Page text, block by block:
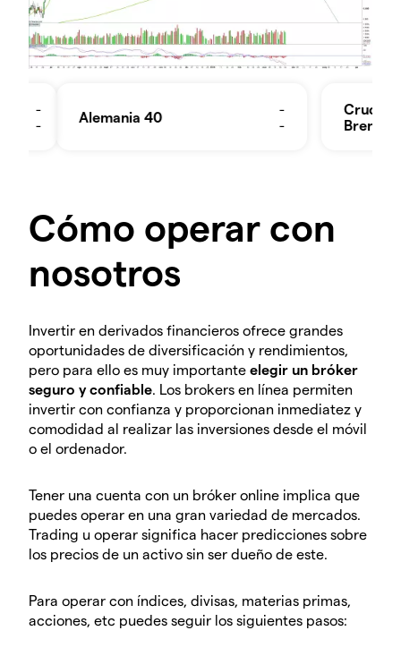
Cómo operar con
nosotros
Invertir en derivados financieros ofrece grandes
oportunidades de diversificación y rendimientos,
pero para ello es muy importante elegir un bróker
seguro y confiable. Los brokers en línea permiten
invertir con confianza y proporcionan inmediatez y
comodidad al realizar las inversiones desde el móvil
o el ordenador.
Tener una cuenta con un bróker online implica que
puedes operar en una gran variedad de mercados.
Trading u operar significa hacer predicciones sobre
los precios de un activo sin ser dueño de este.
Para operar con índices, divisas, materias primas,
acciones, etc puedes seguir los siguientes pasos: